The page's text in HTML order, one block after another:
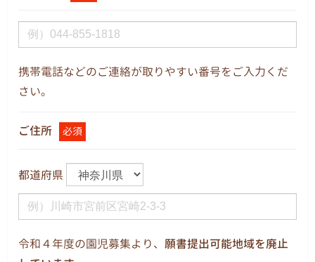
携帯電話などのご連絡が取りやすい番号をご入力くだ
さい。
ご住所 必須
都道府県
令和４年度の園児募集より、願書提出可能地域を廃止